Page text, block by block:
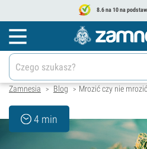
8.6 na 10 na
Zamnesia > Blog > Mrozić czy nie
4 min